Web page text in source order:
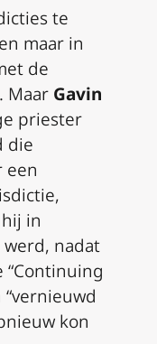
te
maar in
de
Maar Gavin
priester
die
een
in
nadat
kon